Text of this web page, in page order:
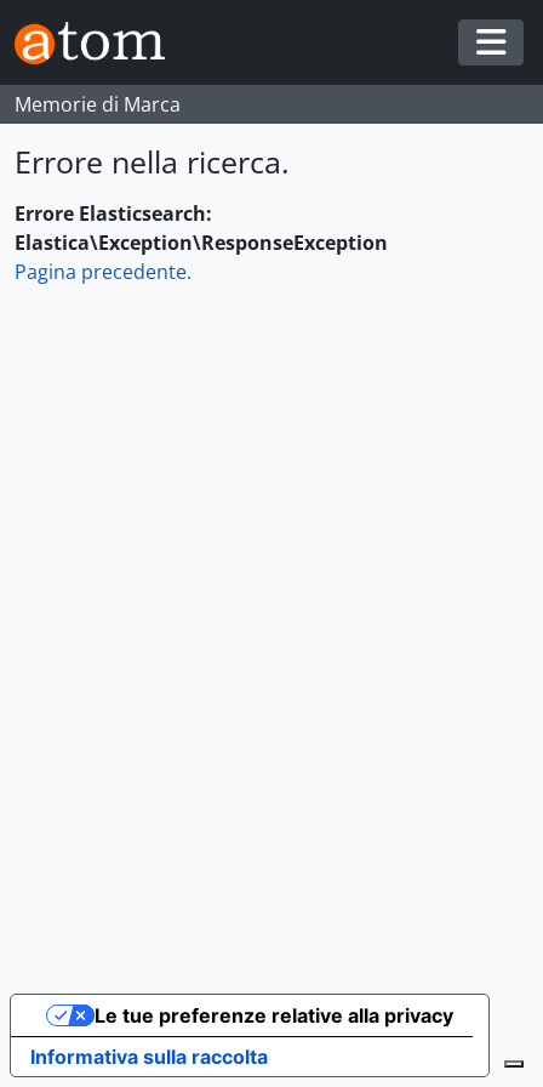
Skip to main content
Memorie di Marca
Errore nella ricerca.
Errore Elasticsearch:
Elastica\Exception\ResponseException
Pagina precedente.
Informativa sulla raccolta
Le tue preferenze relative alla privacy